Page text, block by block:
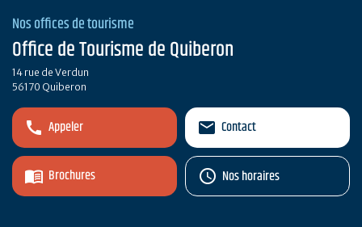
Nos offices de tourisme
Office de Tourisme de Quiberon
14 rue de Verdun
56170 Quiberon
Appeler
Brochures
Contact
Nos horaires